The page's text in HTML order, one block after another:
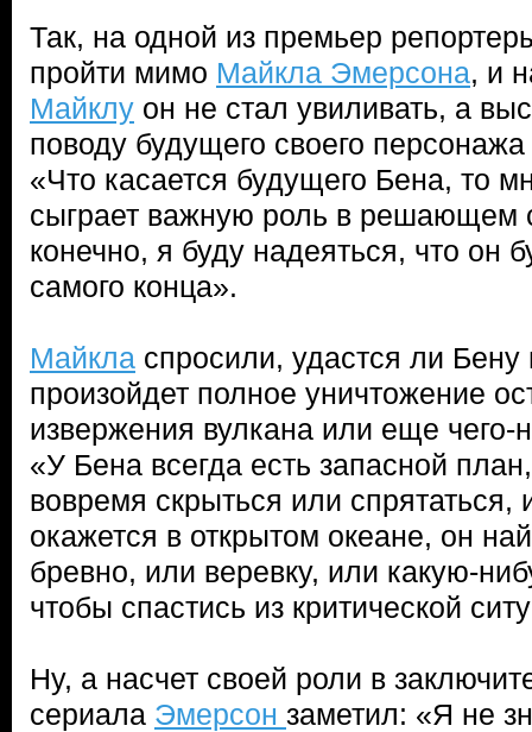
Так, на одной из премьер
пройти мимо Майкла Эмерсона, и
Майклу он не стал увиливать, а
поводу будущего своего
«Что касается будущего Бена, то
сыграет важную роль в решающем
конечно, я буду надеяться, что он
самого конца».
Майкла спросили, удастся ли
произойдет полное уничтожение
извержения вулкана или еще чего-
«У Бена всегда есть запасной
вовремя скрыться или
окажется в открытом океане, он
бревно, или веревку, или какую-
чтобы спастись из критической
Ну, а насчет своей роли в
сериала Эмерсон заметил: «Я не